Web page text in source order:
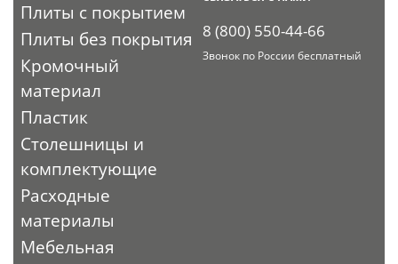
Плиты с покрытием
Плиты без покрытия
Кромочный
материал
Пластик
Столешницы и
комплектующие
Расходные
материалы
Мебельная
8 (800) 550-44-66
Звонок по России бесплатный